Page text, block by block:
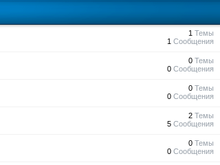
1 Темы
1 Сообщения
0Темы
0Сообщения
0Темы
0Сообщения
2Темы
5Сообщения
0Темы
0Сообщения